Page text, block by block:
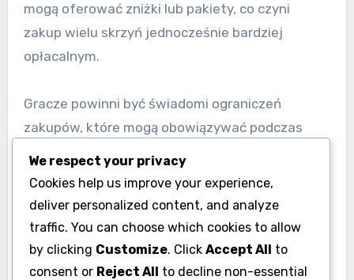
mogą oferować zniżki lub pakiety, co czyni
zakup wielu skrzyń jednocześnie bardziej
opłacalnym.
Gracze powinni być świadomi ograniczeń
zakupów, które mogą obowiązywać podczas
liczbę premium skrzyń, które można kupić. To
zachęca do strategicznych zakupów, ponieważ
gracze muszą zdecydować, ile skrzyń kupić w
zależności od swojego budżetu i potencjalnych
nagród.
We respect your privacy
Cookies help us improve your experience,
deliver personalized content, and analyze
traffic. You can choose which cookies to allow
by clicking Customize. Click Accept All to
consent or Reject All to decline non-essential